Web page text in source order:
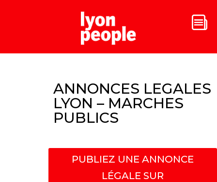
ANNONCES LEGALES
LYON – MARCHES
PUBLICS
PUBLIEZ UNE ANNONCE
LÉGALE SUR